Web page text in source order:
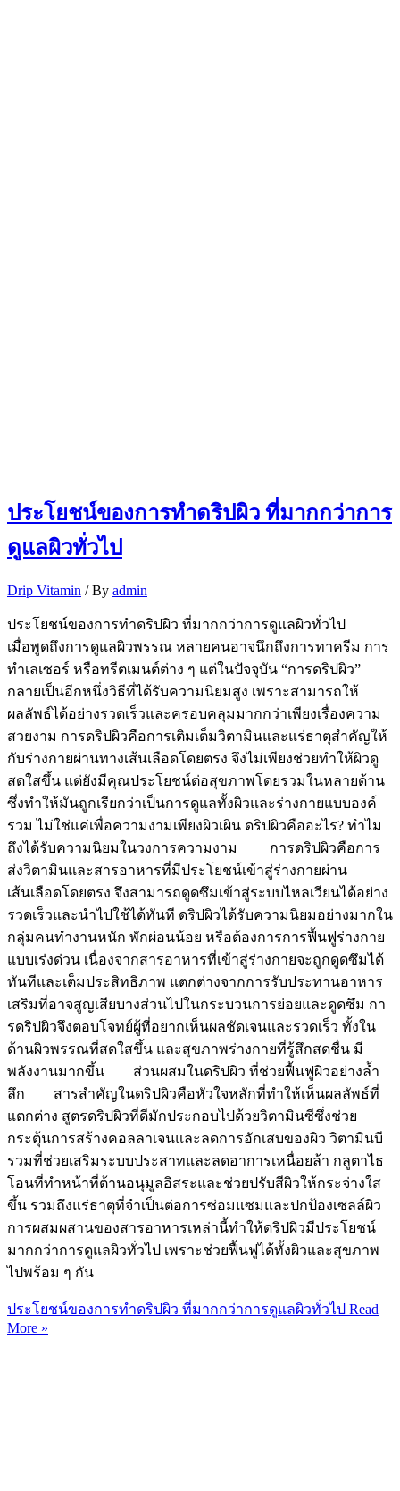
ประโยชน์ของการทำดริปผิว ที่มากกว่าการ
ดูแลผิวทั่วไป
Drip Vitamin / By admin
ประโยชน์ของการทำดริปผิว ที่มากกว่าการดูแลผิวทั่วไป
เมื่อพูดถึงการดูแลผิวพรรณ หลายคนอาจนึกถึงการทาครีม การ
ทำเลเซอร์ หรือทรีตเมนต์ต่าง ๆ แต่ในปัจจุบัน “การดริปผิว”
กลายเป็นอีกหนึ่งวิธีที่ได้รับความนิยมสูง เพราะสามารถให้
ผลลัพธ์ได้อย่างรวดเร็วและครอบคลุมมากกว่าเพียงเรื่องความ
สวยงาม การดริปผิวคือการเติมเต็มวิตามินและแร่ธาตุสำคัญให้
กับร่างกายผ่านทางเส้นเลือดโดยตรง จึงไม่เพียงช่วยทำให้ผิวดู
สดใสขึ้น แต่ยังมีคุณประโยชน์ต่อสุขภาพโดยรวมในหลายด้าน
ซึ่งทำให้มันถูกเรียกว่าเป็นการดูแลทั้งผิวและร่างกายแบบองค์
รวม ไม่ใช่แค่เพื่อความงามเพียงผิวเผิน ดริปผิวคืออะไร? ทำไม
ถึงได้รับความนิยมในวงการความงาม การดริปผิวคือการ
ส่งวิตามินและสารอาหารที่มีประโยชน์เข้าสู่ร่างกายผ่าน
เส้นเลือดโดยตรง จึงสามารถดูดซึมเข้าสู่ระบบไหลเวียนได้อย่าง
รวดเร็วและนำไปใช้ได้ทันที ดริปผิวได้รับความนิยมอย่างมากใน
กลุ่มคนทำงานหนัก พักผ่อนน้อย หรือต้องการการฟื้นฟูร่างกาย
แบบเร่งด่วน เนื่องจากสารอาหารที่เข้าสู่ร่างกายจะถูกดูดซึมได้
ทันทีและเต็มประสิทธิภาพ แตกต่างจากการรับประทานอาหาร
เสริมที่อาจสูญเสียบางส่วนไปในกระบวนการย่อยและดูดซึม กา
รดริปผิวจึงตอบโจทย์ผู้ที่อยากเห็นผลชัดเจนและรวดเร็ว ทั้งใน
ด้านผิวพรรณที่สดใสขึ้น และสุขภาพร่างกายที่รู้สึกสดชื่น มี
พลังงานมากขึ้น ส่วนผสมในดริปผิว ที่ช่วยฟื้นฟูผิวอย่างล้ำ
ลึก สารสำคัญในดริปผิวคือหัวใจหลักที่ทำให้เห็นผลลัพธ์ที่
แตกต่าง สูตรดริปผิวที่ดีมักประกอบไปด้วยวิตามินซีซึ่งช่วย
กระตุ้นการสร้างคอลลาเจนและลดการอักเสบของผิว วิตามินบี
รวมที่ช่วยเสริมระบบประสาทและลดอาการเหนื่อยล้า กลูตาไธ
โอนที่ทำหน้าที่ต้านอนุมูลอิสระและช่วยปรับสีผิวให้กระจ่างใส
ขึ้น รวมถึงแร่ธาตุที่จำเป็นต่อการซ่อมแซมและปกป้องเซลล์ผิว
การผสมผสานของสารอาหารเหล่านี้ทำให้ดริปผิวมีประโยชน์
มากกว่าการดูแลผิวทั่วไป เพราะช่วยฟื้นฟูได้ทั้งผิวและสุขภาพ
ไปพร้อม ๆ กัน
ประโยชน์ของการทำดริปผิว ที่มากกว่าการดูแลผิวทั่วไป Read
More »